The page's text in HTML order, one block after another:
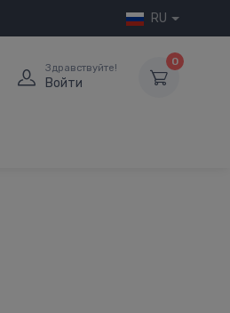
RU
Здравствуйте!
Войти
0